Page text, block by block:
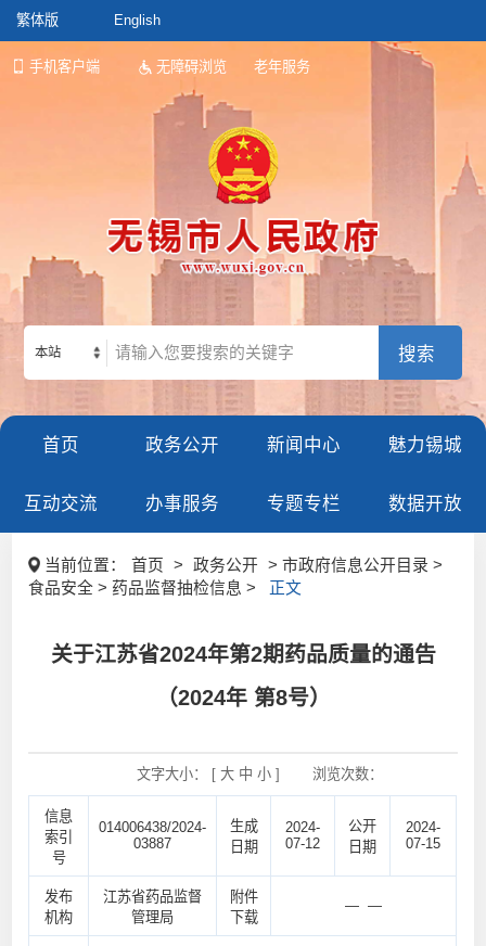
繁体版 English
手机客户端 无障碍浏览 老年服务
本站
首页 政务公开 新闻中心 魅力锡城
互动交流 办事服务 专题专栏 数据开放
当前位置： 首页 > 政务公开
> 市政府信息公开目录 >
食品安全 > 药品监督抽检信息 >
正文
关于江苏省2024年第2期药品质量的通告
（2024年 第8号）
文字大小： [ 大 中 小] 浏览次数：
信息
索引
号
014006438/2024-
03887
生成
日期
2024-
07-12
公开
日期
2024-
07-15
发布
机构
江苏省药品监督
管理局
附件
下载
— —